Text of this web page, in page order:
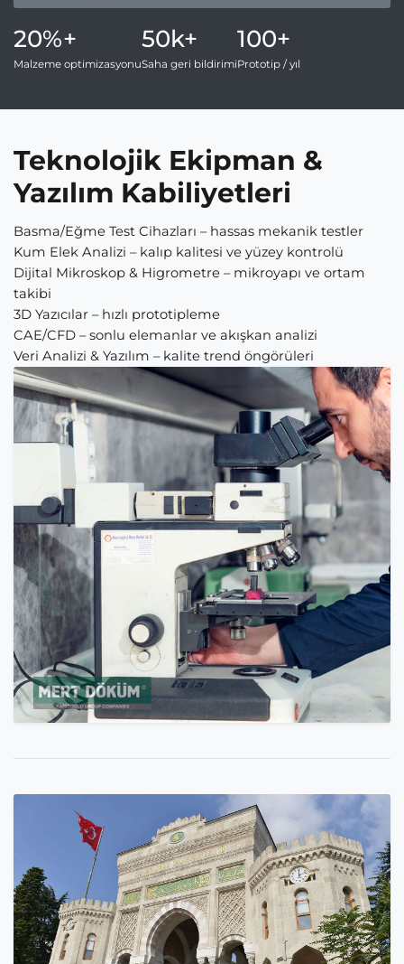
20%+
Malzeme optimizasyonu
50k+
Saha geri bildirimi
100+
Prototip / yıl
Teknolojik Ekipman &
Yazılım Kabiliyetleri
Basma/Eğme Test Cihazları – hassas mekanik testler
Kum Elek Analizi – kalıp kalitesi ve yüzey kontrolü
Dijital Mikroskop & Higrometre – mikroyapı ve ortam
takibi
3D Yazıcılar – hızlı prototipleme
CAE/CFD – sonlu elemanlar ve akışkan analizi
Veri Analizi & Yazılım – kalite trend öngörüleri